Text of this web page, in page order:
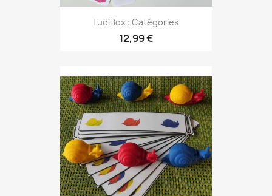
LudiBox : Catégories
12,99 €